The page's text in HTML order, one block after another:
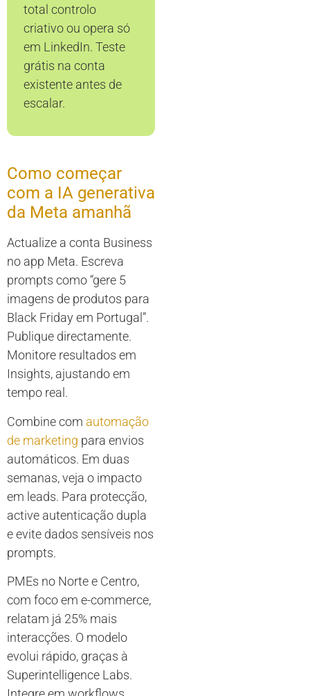
total controlo
criativo ou opera só
em LinkedIn. Teste
grátis na conta
existente antes de
escalar.
Como começar
com a IA generativa
da Meta amanhã
Actualize a conta Business
no app Meta. Escreva
prompts como “gere 5
imagens de produtos para
Black Friday em Portugal”.
Publique directamente.
Monitore resultados em
Insights, ajustando em
tempo real.
Combine com automação
de marketing para envios
automáticos. Em duas
semanas, veja o impacto
em leads. Para protecção,
active autenticação dupla
e evite dados sensíveis nos
prompts.
PMEs no Norte e Centro,
com foco em e-commerce,
relatam já 25% mais
interacções. O modelo
evolui rápido, graças à
Superintelligence Labs.